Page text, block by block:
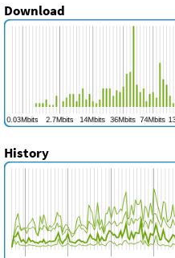
Download
History